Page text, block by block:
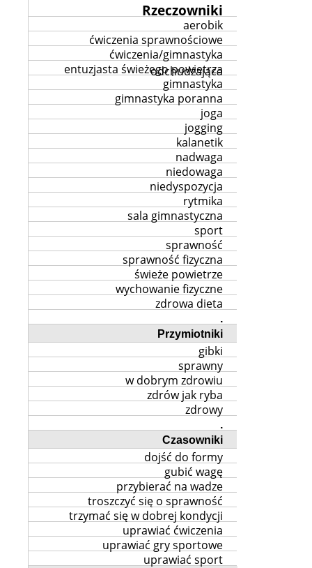
Rzeczowniki
aerobik
ćwiczenia sprawnościowe
ćwiczenia/gimnastyka
odchudzająca
entuzjasta świeżego powietrza
gimnastyka
gimnastyka poranna
joga
jogging
kalanetik
nadwaga
niedowaga
niedyspozycja
rytmika
sala gimnastyczna
sport
sprawność
sprawność fizyczna
świeże powietrze
wychowanie fizyczne
zdrowa dieta
.
Przymiotniki
gibki
sprawny
w dobrym zdrowiu
zdrów jak ryba
zdrowy
.
Czasowniki
dojść do formy
gubić wagę
przybierać na wadze
troszczyć się o sprawność
trzymać się w dobrej kondycji
uprawiać ćwiczenia
uprawiać gry sportowe
uprawiać sport